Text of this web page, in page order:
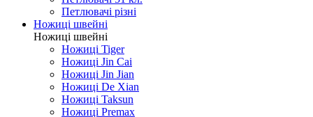
Петлювачі різні
Ножиці швейні
Ножиці швейні
Ножиці Tiger
Ножиці Jin Cai
Ножиці Jin Jian
Ножиці De Xian
Ножиці Taksun
Ножиці Premax